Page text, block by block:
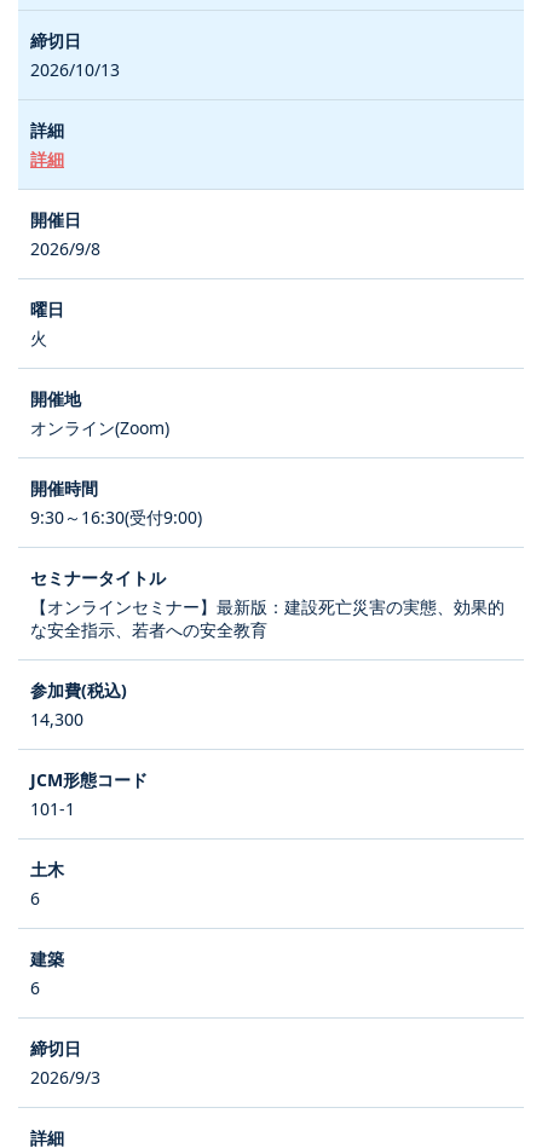
2026/10/13
詳細
2026/9/8
火
オンライン(Zoom)
9:30～16:30(受付9:00)
【オンラインセミナー】最新版：建設死亡災害の実態、効果的
な安全指示、若者への安全教育
14,300
101-1
6
6
2026/9/3